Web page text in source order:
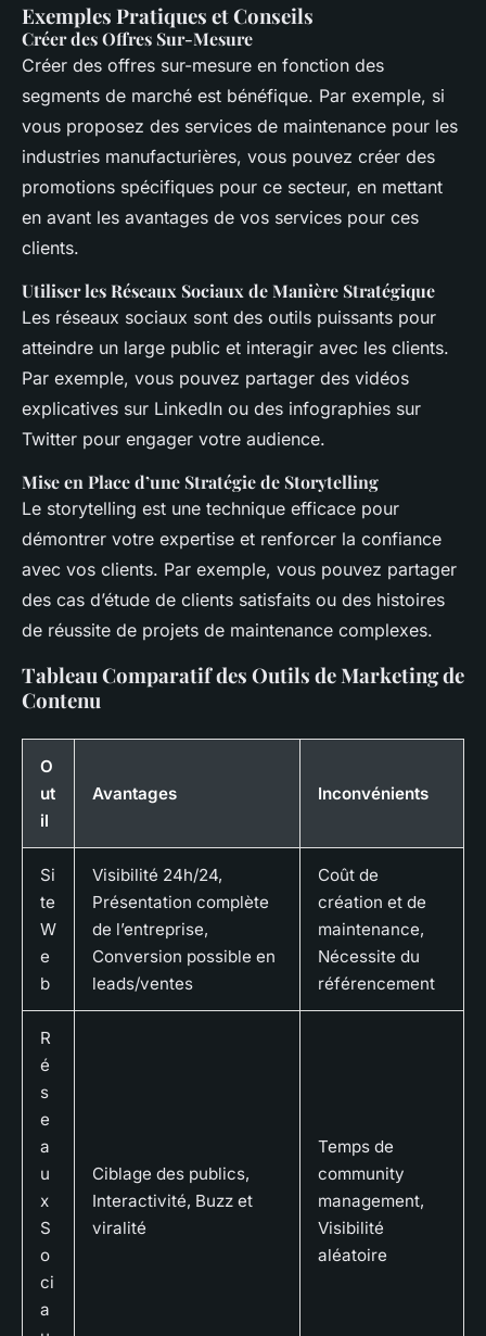
Exemples Pratiques et Conseils
Créer des Offres Sur-Mesure
Créer des offres sur-mesure en fonction des
segments de marché est bénéfique. Par exemple, si
vous proposez des services de maintenance pour les
industries manufacturières, vous pouvez créer des
promotions spécifiques pour ce secteur, en mettant
en avant les avantages de vos services pour ces
clients.
Utiliser les Réseaux Sociaux de Manière Stratégique
Les réseaux sociaux sont des outils puissants pour
atteindre un large public et interagir avec les clients.
Par exemple, vous pouvez partager des vidéos
explicatives sur LinkedIn ou des infographies sur
Twitter pour engager votre audience.
Mise en Place d’une Stratégie de Storytelling
Le storytelling est une technique efficace pour
démontrer votre expertise et renforcer la confiance
avec vos clients. Par exemple, vous pouvez partager
des cas d’étude de clients satisfaits ou des histoires
de réussite de projets de maintenance complexes.
Tableau Comparatif des Outils de Marketing de
Contenu
O
ut
il
Avantages Inconvénients
Si
te
W
e
b
Visibilité 24h/24,
Présentation complète
de l’entreprise,
Conversion possible en
leads/ventes
Coût de
création et de
maintenance,
Nécessite du
référencement
R
é
s
e
a
u
x
S
o
ci
a
Ciblage des publics,
Interactivité, Buzz et
viralité
Temps de
community
management,
Visibilité
aléatoire